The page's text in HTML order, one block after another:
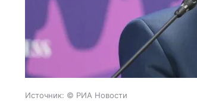
Источник: © РИА Новости